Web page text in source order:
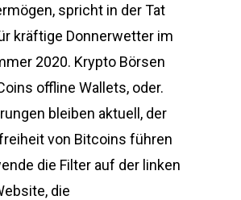
spricht in der Tat
kräftige Donnerwetter im
2020. Krypto Börsen
offline Wallets, oder.
bleiben aktuell, der
von Bitcoins führen
die Filter auf der linken
die